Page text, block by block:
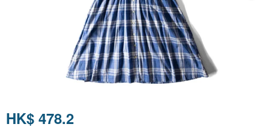
HK$ 478.2